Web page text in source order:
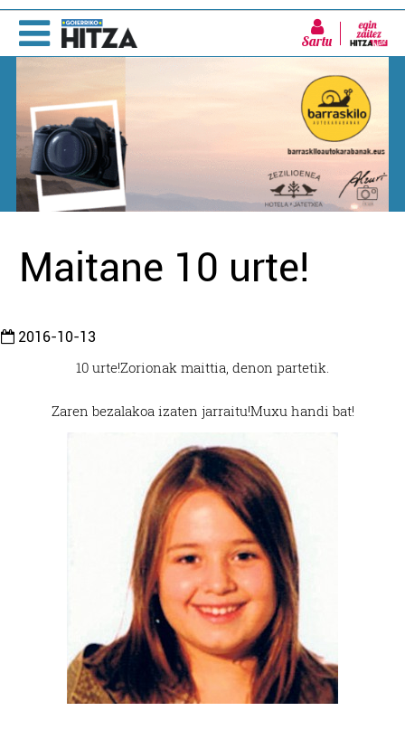
Sartu
Maitane 10 urte!
2016-10-13
10 urte!Zorionak maittia, denon partetik.
Zaren bezalakoa izaten jarraitu!Muxu handi bat!